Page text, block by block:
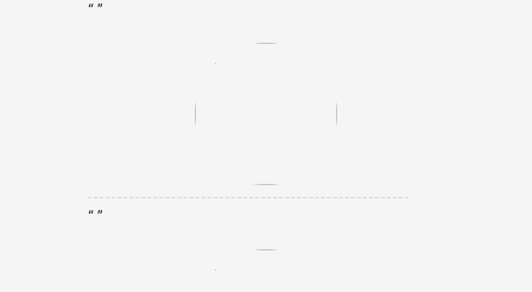
“ ”
“ ”